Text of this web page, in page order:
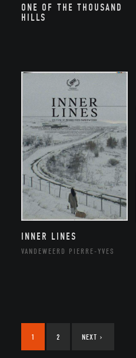
ONE OF THE THOUSAND
HILLS
INNER LINES
VANDEWEERD PIERRE-YVES
1 2 NEXT ›